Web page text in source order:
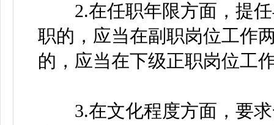
2.在任职年限方面，提任
职的，应当在副职岗位工作
的，应当在下级正职岗位工
3.在文化程度方面，要求